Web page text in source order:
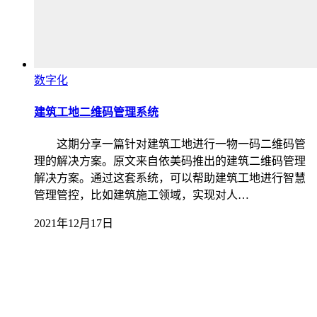
数字化
建筑工地二维码管理系统
这期分享一篇针对建筑工地进行一物一码二维码管
理的解决方案。原文来自依美码推出的建筑二维码管理
解决方案。通过这套系统，可以帮助建筑工地进行智慧
管理管控，比如建筑施工领域，实现对人…
2021年12月17日